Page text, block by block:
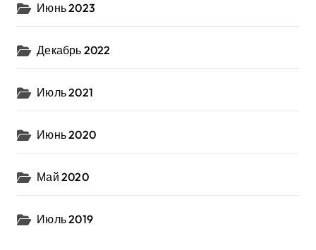
Июнь 2023
Декабрь 2022
Июль 2021
Июнь 2020
Май 2020
Июль 2019